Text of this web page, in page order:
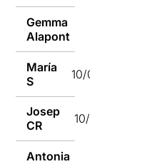
Gemma
Alapont
María
S
10/01/2017
Josep
CR
10/01/2017
Antonia